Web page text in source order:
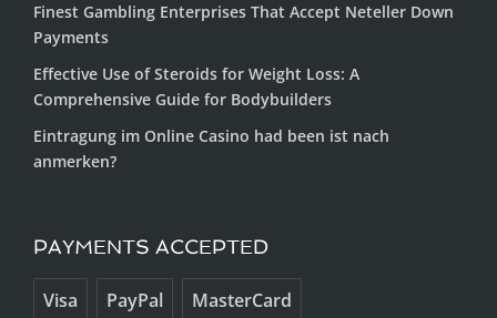
Finest Gambling Enterprises That Accept Neteller Down
Payments
Effective Use of Steroids for Weight Loss: A
Comprehensive Guide for Bodybuilders
Eintragung im Online Casino had been ist nach
anmerken?
PAYMENTS ACCEPTED
Visa PayPal MasterCard